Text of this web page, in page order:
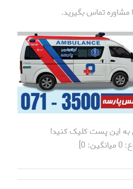
مشاوره تماس بگیرید.
به این پست کلیک کنید!
0میانگین: 0
]